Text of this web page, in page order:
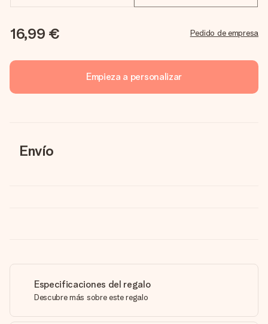
16,99 € Pedido de empresa
Empieza a personalizar
Envío
Especificaciones del regalo
Descubre más sobre este regalo